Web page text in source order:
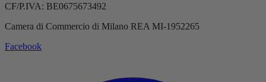
CF/P.IVA: BE0675673492
Camera di Commercio di Milano REA MI-1952265
Facebook